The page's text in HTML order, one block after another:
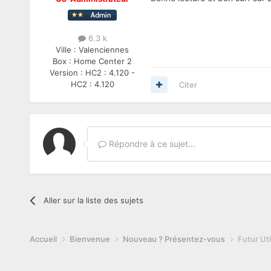
6.3 k
Ville :Valenciennes
Box : Home Center 2
Version : HC2 : 4.120 -
HC2 : 4.120
Citer
Répondre à ce sujet…
Aller sur la liste des sujets
Accueil Bienvenue Nouveau ? Présentez-vous Futur